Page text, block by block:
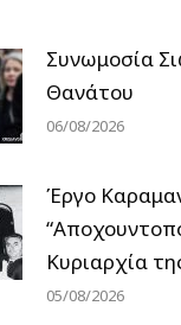
Συνωμοσία
Θανάτου
06/08/2026
Έργο
Κυριαρχία
05/08/2026